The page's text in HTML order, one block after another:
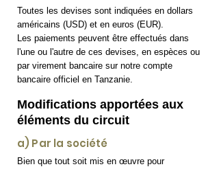
Toutes les devises sont indiquées en dollars
américains (USD) et en euros (EUR).
Les paiements peuvent être effectués dans
l'une ou l'autre de ces devises, en espèces ou
par virement bancaire sur notre compte
bancaire officiel en Tanzanie.
Modifications apportées aux
éléments du circuit
a) Par la société
Bien que tout soit mis en œuvre pour